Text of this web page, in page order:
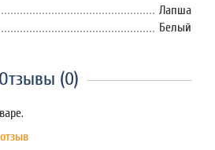
Лапша
Белый
Отзывы (0)